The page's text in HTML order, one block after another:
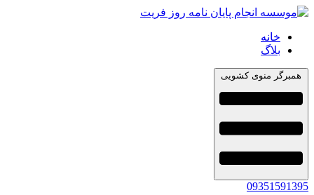
خانه
بلاگ
همبرگر منوی کشویی
09351591395